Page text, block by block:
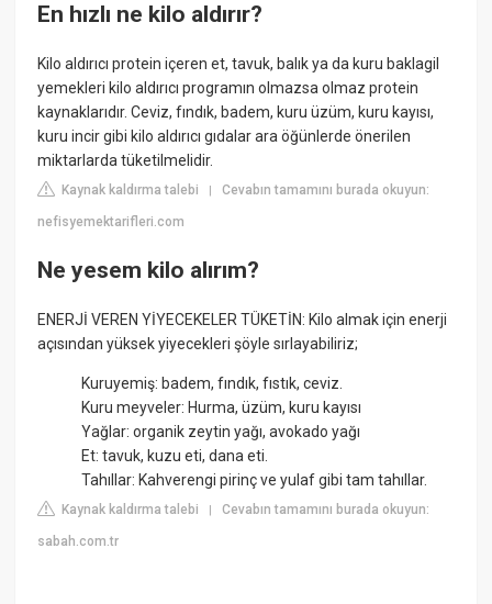
En hızlı ne kilo aldırır?
Kilo aldırıcı protein içeren et, tavuk, balık ya da kuru baklagil
yemekleri kilo aldırıcı programın olmazsa olmaz protein
kaynaklarıdır. Ceviz, fındık, badem, kuru üzüm, kuru kayısı,
kuru incir gibi kilo aldırıcı gıdalar ara öğünlerde önerilen
miktarlarda tüketilmelidir.
Kaynak kaldırma talebi |Cevabın tamamını burada okuyun:
nefisyemektarifleri.com
Ne yesem kilo alırım?
ENERJİ VEREN YİYECEKELER TÜKETİN: Kilo almak için enerji
açısından yüksek yiyecekleri şöyle sırlayabiliriz;
Kuruyemiş: badem, fındık, fıstık, ceviz.
Kuru meyveler: Hurma, üzüm, kuru kayısı
Yağlar: organik zeytin yağı, avokado yağı
Et: tavuk, kuzu eti, dana eti.
Tahıllar: Kahverengi pirinç ve yulaf gibi tam tahıllar.
Kaynak kaldırma talebi |Cevabın tamamını burada okuyun:
sabah.com.tr